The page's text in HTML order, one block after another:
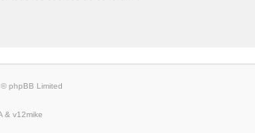
phpBB Limited
& v12mike